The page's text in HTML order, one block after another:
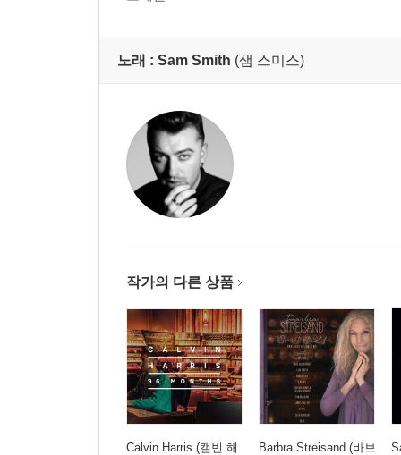
노래 : Sam Smith (샘 스미스)
작가의 다른 상품
Calvin Harris (캘빈 해
Barbra Streisand (바브